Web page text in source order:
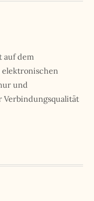
auf dem
und
Verbindungsqualität